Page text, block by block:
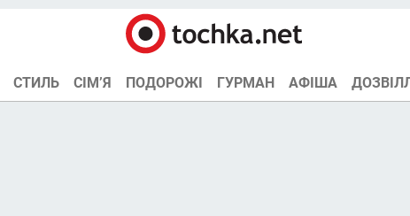
СТИЛЬ СІМ’Я ПОДОРОЖІ ГУРМАН АФІША